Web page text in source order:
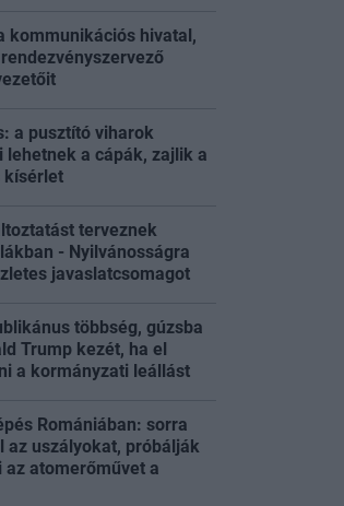
kommunikációs hivatal,
a pusztító viharok
lehetnek a cápák, zajlik a
kísérlet
terveznek
- Nyilvánosságra
javaslatcsomagot
többség, gúzsba
Trump kezét, ha el
a kormányzati leállást
Romániában: sorra
az uszályokat, próbálják
az atomerőművet a